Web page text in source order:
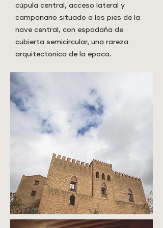
cúpula central, acceso lateral y
campanario situado a los pies de la
nave central, con espadaña de
cubierta semicircular, una rareza
arquitectónica de la época.